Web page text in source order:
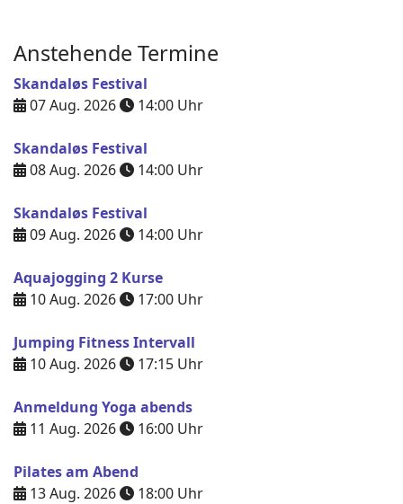
Anstehende Termine
Skandaløs Festival
07 Aug. 2026
14:00 Uhr
Skandaløs Festival
08 Aug. 2026
14:00 Uhr
Skandaløs Festival
09 Aug. 2026
14:00 Uhr
Aquajogging 2 Kurse
10 Aug. 2026
17:00 Uhr
Jumping Fitness Intervall
10 Aug. 2026
17:15 Uhr
Anmeldung Yoga abends
11 Aug. 2026
16:00 Uhr
Pilates am Abend
13 Aug. 2026
18:00 Uhr